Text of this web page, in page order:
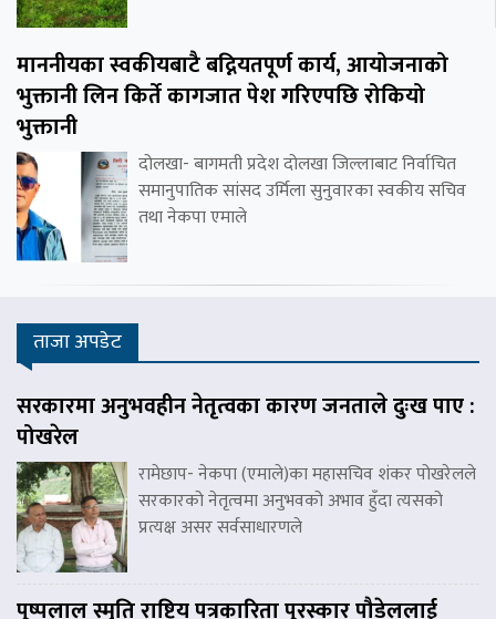
माननीयका स्वकीयबाटै बद्नियतपूर्ण कार्य, आयोजनाको
भुक्तानी लिन किर्ते कागजात पेश गरिएपछि रोकियो
भुक्तानी
दोलखा- बागमती प्रदेश दोलखा जिल्लाबाट निर्वाचित
समानुपातिक सांसद उर्मिला सुनुवारका स्वकीय सचिव
तथा नेकपा एमाले
ताजा अपडेट
सरकारमा अनुभवहीन नेतृत्वका कारण जनताले दुःख पाए :
पोखरेल
रामेछाप- नेकपा (एमाले)का महासचिव शंकर पोखरेलले
सरकारको नेतृत्वमा अनुभवको अभाव हुँदा त्यसको
प्रत्यक्ष असर सर्वसाधारणले
पुष्पलाल स्मृति राष्ट्रिय पत्रकारिता पुरस्कार पौडेललाई